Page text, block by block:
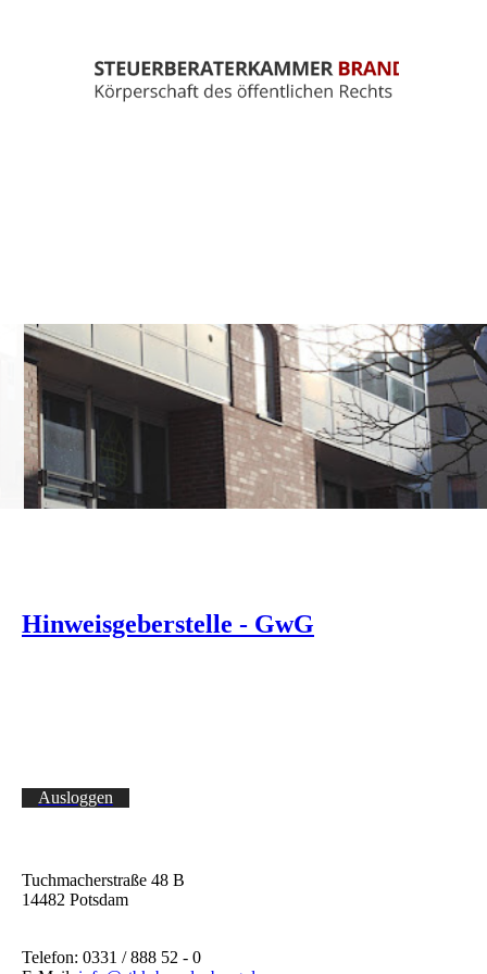
Hinweisgeberstelle - GwG
Ausloggen
Tuchmacherstraße 48 B
14482 Potsdam
Telefon: 0331 / 888 52 - 0